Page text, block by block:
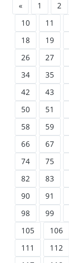
« 1 2
10
11
18
19
26
27
34
35
42
43
50
51
58
59
66
67
74
75
82
83
90
91
98
99
105
106
111
112